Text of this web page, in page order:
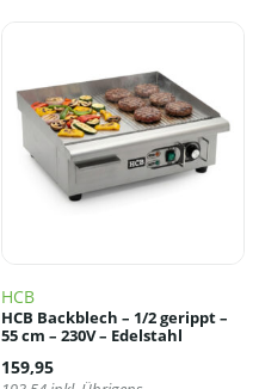
HCB
HCB Backblech – 1/2 gerippt –
55 cm – 230V – Edelstahl
159,95